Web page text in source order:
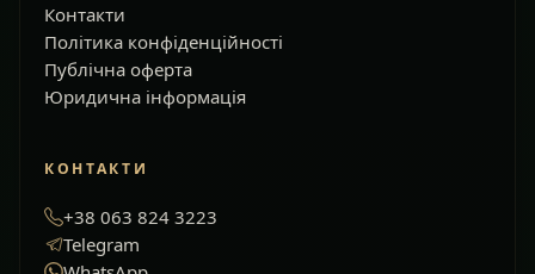
Контакти
Політика конфіденційності
Публічна оферта
Юридична інформація
КОНТАКТИ
+38 063 824 3223
Telegram